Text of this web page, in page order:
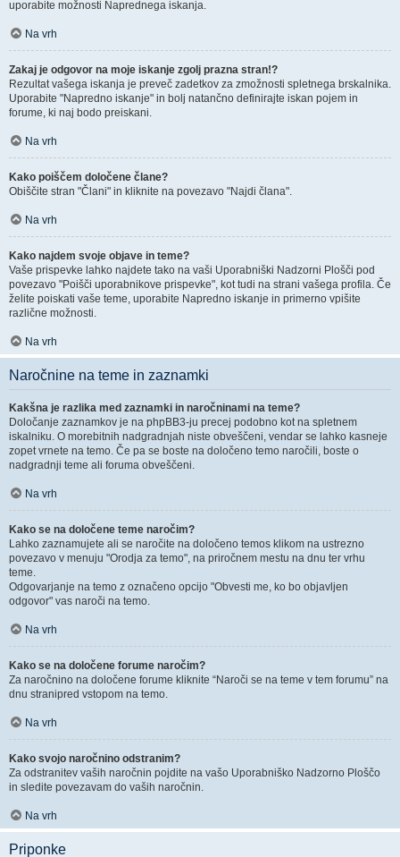
uporabite možnosti Naprednega iskanja.
Na vrh
Zakaj je odgovor na moje iskanje zgolj prazna stran!?
Rezultat vašega iskanja je preveč zadetkov za zmožnosti spletnega brskalnika.
Uporabite "Napredno iskanje" in bolj natančno definirajte iskan pojem in
forume, ki naj bodo preiskani.
Na vrh
Kako poiščem določene člane?
Obiščite stran "Člani" in kliknite na povezavo "Najdi člana".
Na vrh
Kako najdem svoje objave in teme?
Vaše prispevke lahko najdete tako na vaši Uporabniški Nadzorni Plošči pod
povezavo "Poišči uporabnikove prispevke", kot tudi na strani vašega profila. Če
želite poiskati vaše teme, uporabite Napredno iskanje in primerno vpišite
različne možnosti.
Na vrh
Naročnine na teme in zaznamki
Kakšna je razlika med zaznamki in naročninami na teme?
Določanje zaznamkov je na phpBB3-ju precej podobno kot na spletnem
iskalniku. O morebitnih nadgradnjah niste obveščeni, vendar se lahko kasneje
zopet vrnete na temo. Če pa se boste na določeno temo naročili, boste o
nadgradnji teme ali foruma obveščeni.
Na vrh
Kako se na določene teme naročim?
Lahko zaznamujete ali se naročite na določeno temos klikom na ustrezno
povezavo v menuju "Orodja za temo", na priročnem mestu na dnu ter vrhu
teme.
Odgovarjanje na temo z označeno opcijo "Obvesti me, ko bo objavljen
odgovor" vas naroči na temo.
Na vrh
Kako se na določene forume naročim?
Za naročnino na določene forume kliknite “Naroči se na teme v tem forumu” na
dnu stranipred vstopom na temo.
Na vrh
Kako svojo naročnino odstranim?
Za odstranitev vaših naročnin pojdite na vašo Uporabniško Nadzorno Ploščo
in sledite povezavam do vaših naročnin.
Na vrh
Priponke